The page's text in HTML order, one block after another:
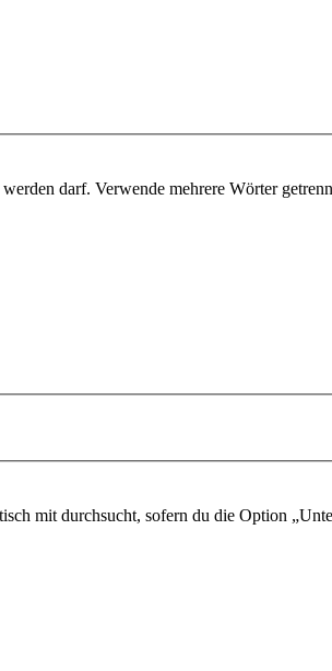
darf. Verwende mehrere Wörter
mit durchsucht, sofern du die Option